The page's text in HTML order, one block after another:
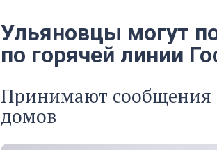
Ульяновцы могут
по горячей линии
Принимают сообщения
домов